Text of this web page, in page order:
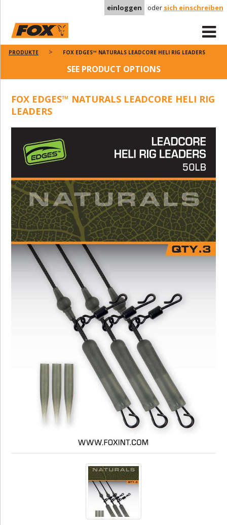
einloggen oder sich einschreiben
PRODUKTE FOX EDGES™ NATURALS LEADCORE HELI RIG LEADERS
SEE PRODUCT OPTIONS
FOX EDGES™ NATURALS LEADCORE HELI RIG
LEADERS